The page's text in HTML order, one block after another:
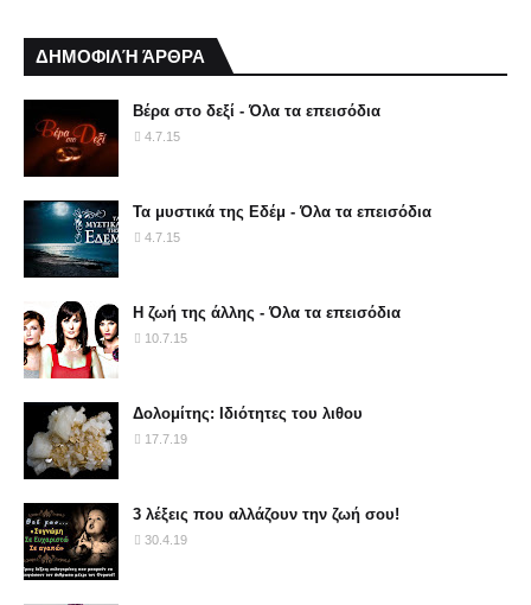
ΔΗΜΟΦΙΛΉ ΆΡΘΡΑ
Βέρα στο δεξί - Όλα τα επεισόδια
4.7.15
Τα μυστικά της Εδέμ - Όλα τα επεισόδια
4.7.15
Η ζωή της άλλης - Όλα τα επεισόδια
10.7.15
Δολομίτης: Ιδιότητες του λιθου
17.7.19
3 λέξεις που αλλάζουν την ζωή σου!
30.4.19